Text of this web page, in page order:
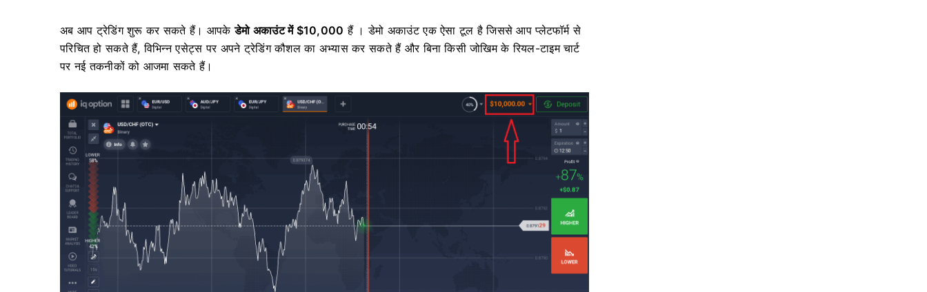
अब आप ट्रेडिंग शुरू कर सकते हैं। आपकेडेमो अकाउंट में $10,000 हैं । डेमो अकाउंट एक ऐसा टूल है जिससे आप प्लेटफॉर्म से
परिचित हो सकते हैं, विभिन्न एसेट्स पर अपने ट्रेडिंग कौशल का अभ्यास कर सकते हैं और बिना किसी जोखिम के रियल-टाइम चार्ट
पर नई तकनीकों को आजमा सकते हैं।